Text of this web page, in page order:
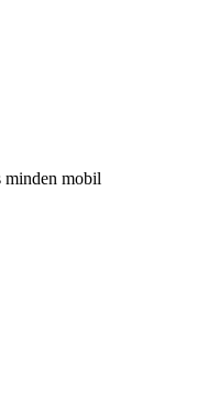
minden mobil